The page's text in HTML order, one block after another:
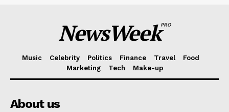
NewsWeekPRO
Music Celebrity Politics Finance Travel
Food
Marketing
Tech Make-up
About us